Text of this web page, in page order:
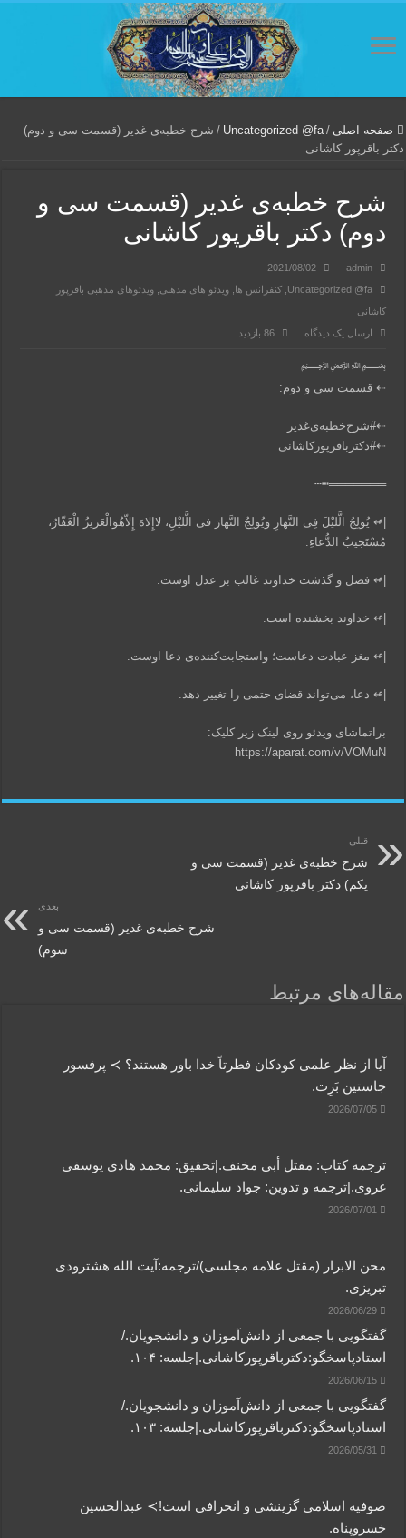
صفحه اصلی /
Uncategorized @fa
/ شرح خطبه‌ی غدیر (قسمت سی و دوم)
دکتر باقرپور کاشانی
شرح خطبه‌ی غدیر (قسمت سی و
دوم) دکتر باقرپور کاشانی
admin
2021/08/02
Uncategorized @fa
,کنفرانس ها ,ویدئو های مذهبی ,ویدئوهای مذهبی باقرپور
کاشانی
ارسال یک دیدگاه
86 بازدید
﷽
⇠ قسمت سی و دوم:
⇠#شرح‌خطبه‌ی‌غدیر
⇠#دکتر‌باقر‌پورکاشانی
═══════┅┄‌
|↫ یُولِجُ الَّلیْلَ فِی النَّهارِ وَیُولِجُ النَّهارَ فی الَّلیْلِ، لاإِلاهَ إِلاّهُوَالْعَزیزُ الْغَفّارُ،
مُسْتَجیبُ الدُّعاءِ.
|↫ فضل و گذشت خداوند غالب بر عدل اوست.
‌|↫ خداوند بخشنده است.
‌|↫ مغز عبادت دعاست؛ واستجابت‌کننده‌ی دعا اوست.
‌|↫ دعا، می‌تواند قضای حتمی را تغییر دهد.
براتماشای ویدئو روی لینک زیر کلیک:
https://aparat.com/v/VOMuN
قبلی
شرح خطبه‌ی غدیر (قسمت سی و
یکم) دکتر باقرپور کاشانی
بعدی
شرح خطبه‌ی غدیر (قسمت سی و
سوم)
مقاله‌های مرتبط
آیا از نظر علمی کودکان فطرتاً خدا باور هستند؟ ≻ پرفسور
جاستین بَرِت.
2026/07/05
ترجمه کتاب: مقتل أبی مخنف.|تحقیق: محمد هادی یوسفی
غروی.|ترجمه و تدوین: جواد سلیمانی.
2026/07/01
محن الابرار (مقتل علامه مجلسی)/ترجمه:آیت الله هشترودی
تبریزی.
2026/06/29
گفتگویی‌ با جمعی‌ از دانش‌آموزان‌ و دانشجویان./
استادپاسخگو:دکترباقر‌پورکاشانی.|جلسه: ۱۰۴.
2026/06/15
گفتگویی‌ با جمعی‌ از دانش‌آموزان‌ و دانشجویان./
استادپاسخگو:دکترباقر‌پورکاشانی.|جلسه: ۱۰۳.
2026/05/31
صوفیه اسلامی گزینشی و انحرافی است!≻ عبدالحسین
خسروپناه.